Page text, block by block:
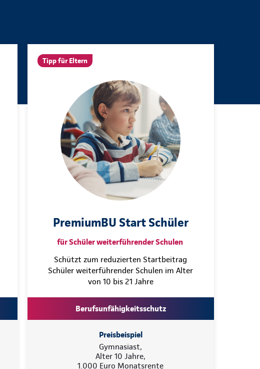
Tipp für Eltern
PremiumBU Start Schüler
für Schüler weiterführender Schulen
Schützt zum reduzierten Startbeitrag
Schüler weiterführender Schulen im Alter
von 10 bis 21 Jahre
Berufsunfähigkeitsschutz
Preisbeispiel
Gymnasiast,
Alter 10 Jahre,
1.000 Euro Monatsrente